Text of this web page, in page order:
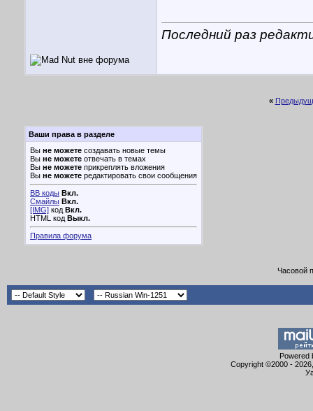
Последний раз
«
Ваши права в разделе
Вы не можете создавать новые темы
Вы не можете отвечать в темах
Вы не можете прикреплять вложения
Вы не можете редактировать свои сообщения
BB коды Вкл.
Смайлы Вкл.
[IMG] код Вкл.
HTML код Выкл.
Правила форума
Часовой
Powered
Copyright ©2000 -